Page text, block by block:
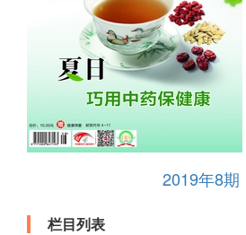
2019年8期
栏目列表